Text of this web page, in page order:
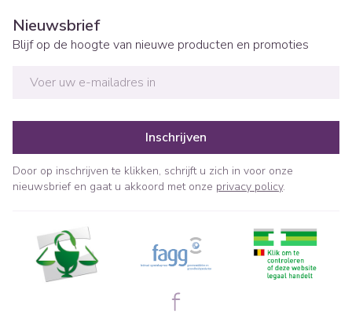
Nieuwsbrief
Blijf op de hoogte van nieuwe producten en promoties
Inschrijven
Door op inschrijven te klikken, schrijft u zich in voor onze
nieuwsbrief en gaat u akkoord met onze privacy policy.